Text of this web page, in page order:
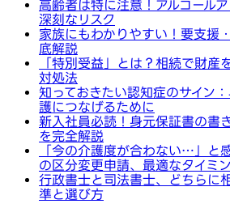
高齢者は特に注意！アルコール
深刻なリスク
家族にもわかりやすい！要支援
底解説
「特別受益」とは？相続で財産
対処法
知っておきたい認知症のサイン
護につなげるために
新入社員必読！身元保証書の書
を完全解説
「今の介護度が合わない…」と
の区分変更申請、最適なタイミ
行政書士と司法書士、どちらに
準と選び方